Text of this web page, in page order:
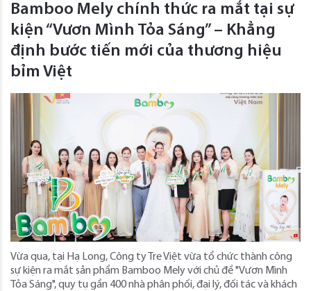
Bamboo Mely chính thức ra mắt tại sự
kiện “Vươn Mình Tỏa Sáng” – Khẳng
định bước tiến mới của thương hiệu
bỉm Việt
Vừa qua, tại Hạ Long, Công ty Tre Việt vừa tổ chức thành công
sự kiện ra mắt sản phẩm Bamboo Mely với chủ đề "Vươn Mình
Tỏa Sáng", quy tụ gần 400 nhà phân phối, đại lý, đối tác và khách